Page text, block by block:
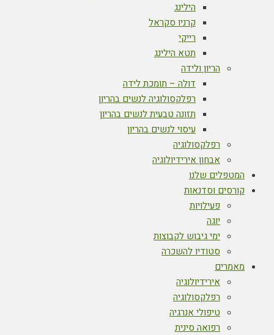
הילינג
קרניו סקראל
רייקי
תטא הילינג
הריון ולידה
דולה – תומכת לידה
רפלקסולוגיה לנשים בהריון
תזונה טבעית לנשים בהריון
עיסוי לנשים בהריון
רפלקסולוגיה
אבחון אירידיולוגיה
המטפלים שלנו
קורסים וסדנאות
פעילויות
יוגה
ימי גיבוש לקבוצות
סטודיו להשכרה
מאמרים
אירידיולוגיה
רפלקסולוגיה
טיפולי אנרגיה
רפואה סינית